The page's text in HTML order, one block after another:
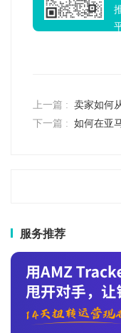
上一篇 : 卖家如何
下一篇 : 如何在亚
服务推荐